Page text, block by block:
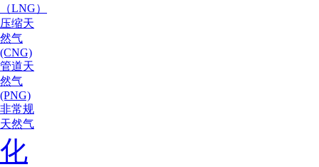
（LNG）
压缩天
然气
(CNG)
管道天
然气
(PNG)
非常规
天然气
化